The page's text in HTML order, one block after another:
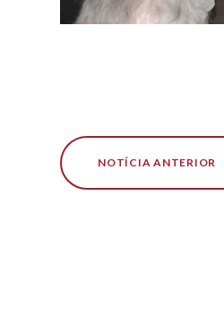
NOTÍCIA ANTERIOR